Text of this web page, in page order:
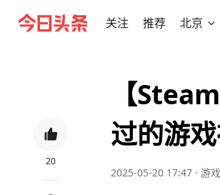
关注 推荐 北京
20
【
过的游
2025-05-20 17:47 · 游